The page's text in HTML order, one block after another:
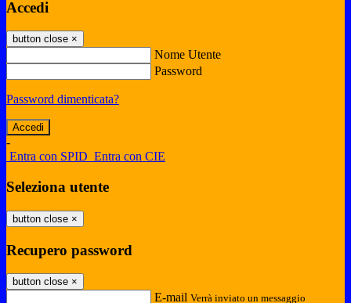
Accedi
button close ×
Nome Utente
Password
Password dimenticata?
-
Entra con SPID Entra con CIE
Seleziona utente
button close ×
Recupero password
button close ×
E-mail Verrà inviato un messaggio